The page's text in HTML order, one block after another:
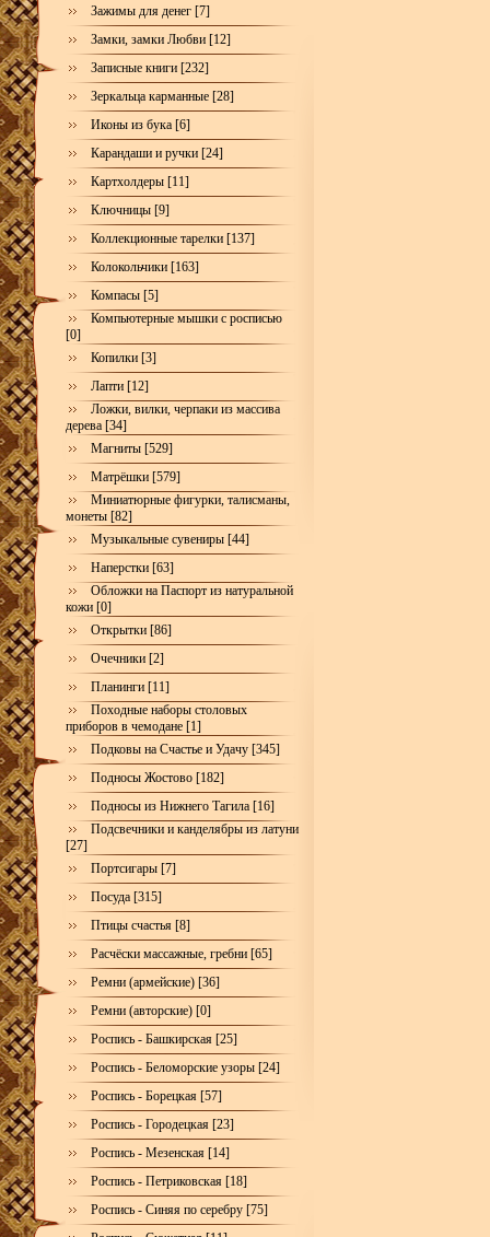
Зажимы для денег [7]
Замки, замки Любви [12]
Записные книги [232]
Зеркальца карманные [28]
Иконы из бука [6]
Карандаши и ручки [24]
Картхолдеры [11]
Ключницы [9]
Коллекционные тарелки [137]
Колокольчики [163]
Компасы [5]
Компьютерные мышки с росписью
[0]
Копилки [3]
Лапти [12]
Ложки, вилки, черпаки из массива
дерева [34]
Магниты [529]
Матрёшки [579]
Миниатюрные фигурки, талисманы,
монеты [82]
Музыкальные сувениры [44]
Наперстки [63]
Обложки на Паспорт из натуральной
кожи [0]
Открытки [86]
Очечники [2]
Планинги [11]
Походные наборы столовых
приборов в чемодане [1]
Подковы на Счастье и Удачу [345]
Подносы Жостово [182]
Подносы из Нижнего Тагила [16]
Подсвечники и канделябры из латуни
[27]
Портсигары [7]
Посуда [315]
Птицы счастья [8]
Расчёски массажные, гребни [65]
Ремни (армейские) [36]
Ремни (авторские) [0]
Роспись - Башкирская [25]
Роспись - Беломорские узоры [24]
Роспись - Борецкая [57]
Роспись - Городецкая [23]
Роспись - Мезенская [14]
Роспись - Петриковская [18]
Роспись - Синяя по серебру [75]